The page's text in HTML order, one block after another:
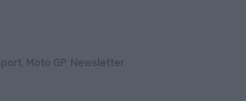
Moto GP Newsletter